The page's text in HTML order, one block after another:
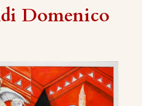
Domenico